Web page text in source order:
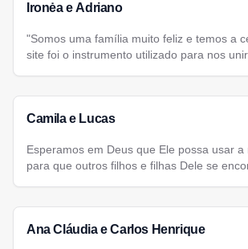
Ironėa e Adriano
"Somos uma família muito feliz e temos a
site foi o instrumento utilizado para nos
Camila e Lucas
Esperamos em Deus que Ele possa usar a
para que outros filhos e filhas Dele se
Ana Cláudia e Carlos Henrique